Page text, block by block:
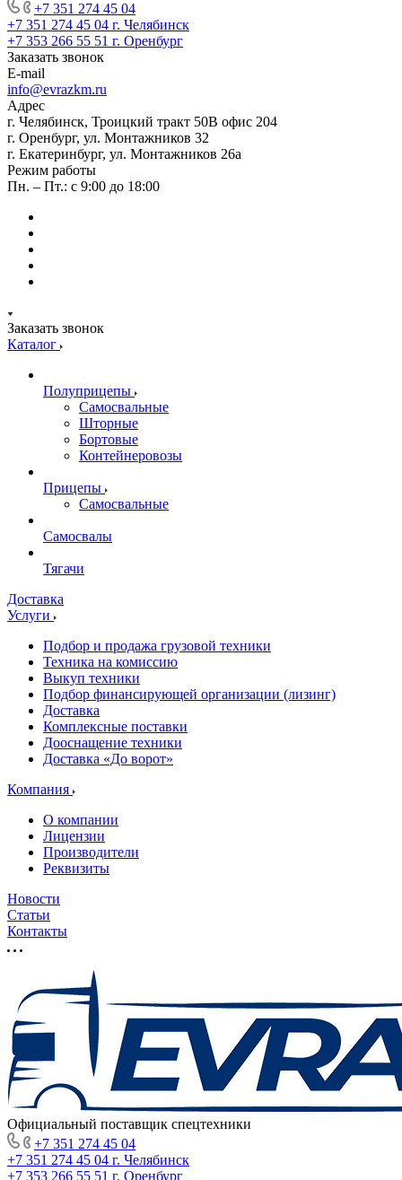
+7 351 274 45 04
+7 351 274 45 04 г. Челябинск
+7 353 266 55 51 г. Оренбург
Заказать звонок
E-mail
info@evrazkm.ru
Адрес
г. Челябинск, Троицкий тракт 50В офис 204
г. Оренбург, ул. Монтажников 32
г. Екатеринбург, ул. Монтажников 26а
Режим работы
Пн. – Пт.: с 9:00 до 18:00
Заказать звонок
Каталог
Полуприцепы
Самосвальные
Шторные
Бортовые
Контейнеровозы
Прицепы
Самосвальные
Самосвалы
Тягачи
Доставка
Услуги
Подбор и продажа грузовой техники
Техника на комиссию
Выкуп техники
Подбор финансирующей организации (лизинг)
Доставка
Комплексные поставки
Дооснащение техники
Доставка «До ворот»
Компания
О компании
Лицензии
Производители
Реквизиты
Новости
Статьи
Контакты
Официальный поставщик спецтехники
+7 351 274 45 04
+7 351 274 45 04 г. Челябинск
+7 353 266 55 51 г. Оренбург